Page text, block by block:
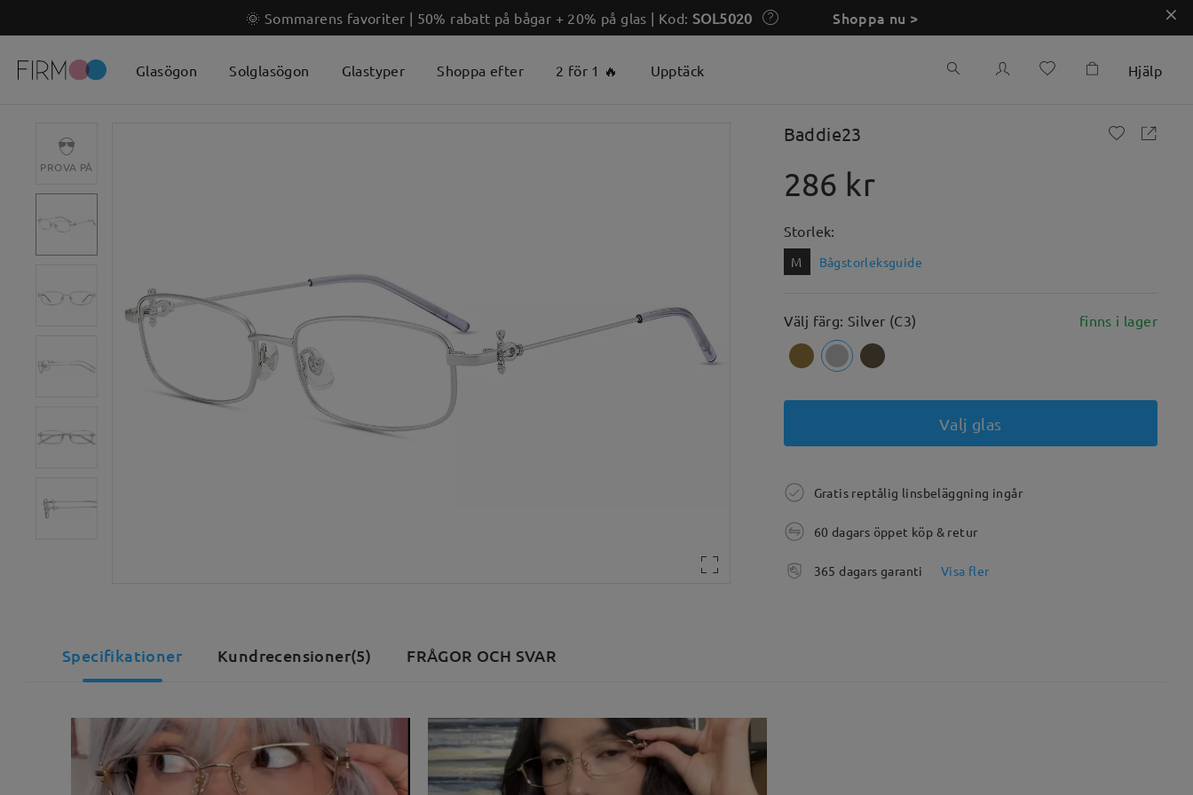
🌞 Sommarens favoriter | 50% rabatt på bågar + 20% på glas | Kod:SOL5020 Shoppa nu >
Glasögon Solglasögon Glastyper Shoppa efter 2 för 1 🔥 Upptäck Hjälp
PROVA PÅ
Baddie23
286 kr
Storlek:
M Bågstorleksguide
Välj färg: Silver (C3) finns i lager
Valj glas
Gratis reptålig linsbeläggning ingår
60 dagars öppet köp & retur
365 dagars garanti Visa fler
Specifikationer Kundrecensioner(5) FRÅGOR OCH SVAR